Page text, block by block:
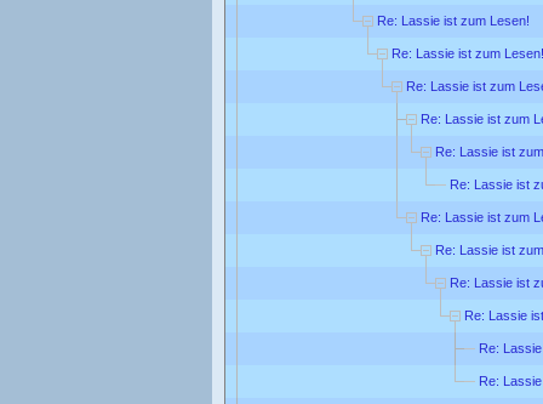
Re: Lassie ist zum Lesen!
Re: Lassie ist zum Lesen!
Re: Lassie ist zum
Re: Lassie ist zum
Re: Lassie ist
Re: Lassie ist
Re: Lassie ist zum
Re: Lassie ist
Re: Lassie ist
Re: Lassie
Re:
Re: